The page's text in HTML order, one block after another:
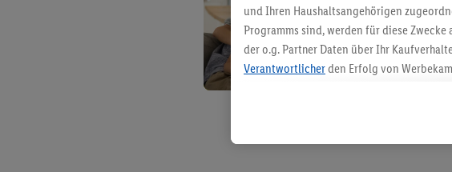
und Ihren Haushaltsangehörigen
Programms sind, werden für diese
der o.g. Partner Daten über Ihr
Verantwortlicherden Erfolg von
angereicherten Profilen. Dies umfasst
Kaufverhalten in den Lidl-Diensten,
genauen Standortdaten) auch über